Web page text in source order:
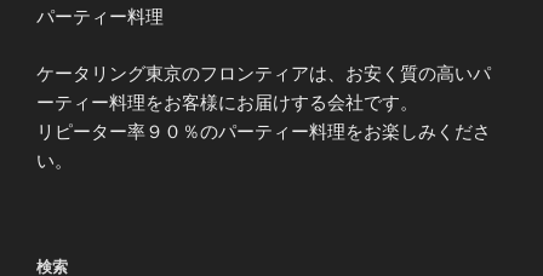
パーティー料理
ケータリング東京のフロンティアは、お安く質の高いパ
ーティー料理をお客様にお届けする会社です。
リピーター率９０％のパーティー料理をお楽しみくださ
い。
検索